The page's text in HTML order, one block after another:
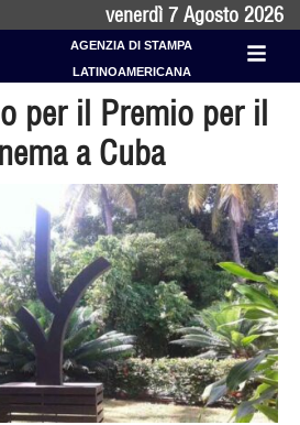
venerdì 7 Agosto 2026
AGENZIA DI STAMPA
LATINOAMERICANA
per il Premio per il
a Cuba